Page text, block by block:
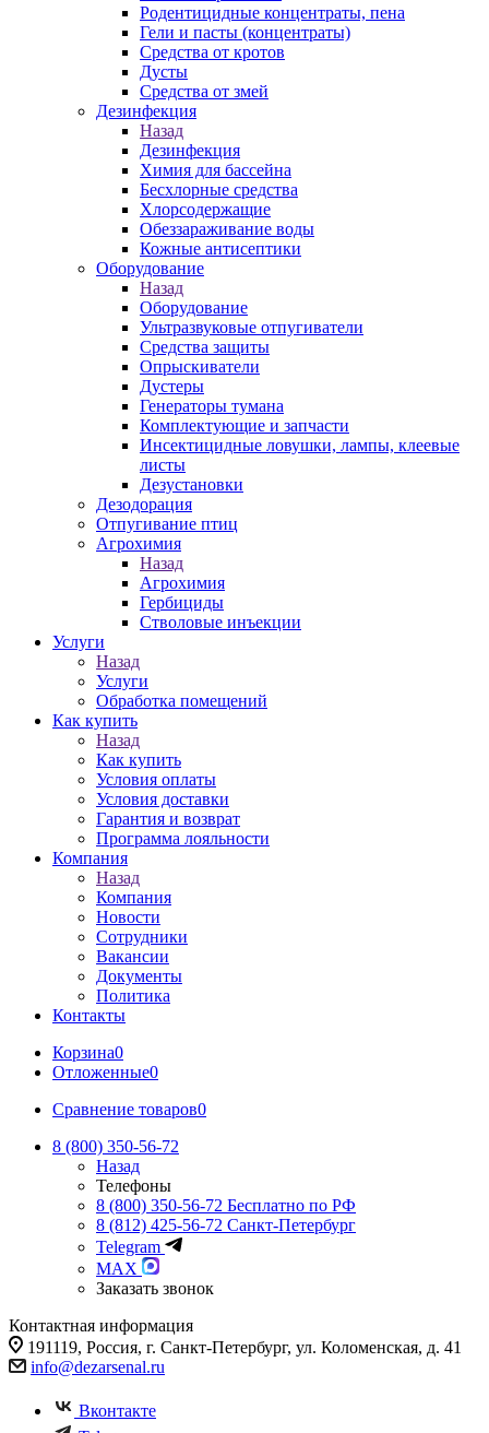
Родентицидные концентраты, пена
Гели и пасты (концентраты)
Средства от кротов
Дусты
Средства от змей
Дезинфекция
Назад
Дезинфекция
Химия для бассейна
Бесхлорные средства
Хлорсодержащие
Обеззараживание воды
Кожные антисептики
Оборудование
Назад
Оборудование
Ультразвуковые отпугиватели
Средства защиты
Опрыскиватели
Дустеры
Генераторы тумана
Комплектующие и запчасти
Инсектицидные ловушки, лампы, клеевые
листы
Дезустановки
Дезодорация
Отпугивание птиц
Агрохимия
Назад
Агрохимия
Гербициды
Стволовые инъекции
Услуги
Назад
Услуги
Обработка помещений
Как купить
Назад
Как купить
Условия оплаты
Условия доставки
Гарантия и возврат
Программа лояльности
Компания
Назад
Компания
Новости
Сотрудники
Вакансии
Документы
Политика
Контакты
Корзина0
Отложенные0
Сравнение товаров0
8 (800) 350-56-72
Назад
Телефоны
8 (800) 350-56-72 Бесплатно по РФ
8 (812) 425-56-72 Санкт-Петербург
Telegram
MAX
Заказать звонок
Контактная информация
191119, Россия, г. Санкт-Петербург, ул. Коломенская, д. 41
info@dezarsenal.ru
Вконтакте